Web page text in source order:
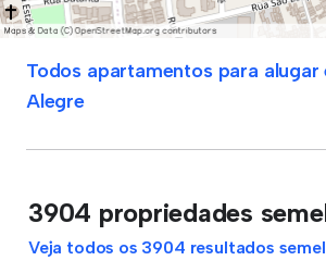
Todos apartamentos para alugar
Alegre
3904 propriedades
Veja todos os 3904 resultados